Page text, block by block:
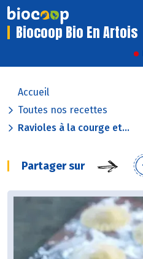
Biocoop Bio En Artois
Accueil
Toutes nos recettes
Ravioles à la courge et...
Partager sur